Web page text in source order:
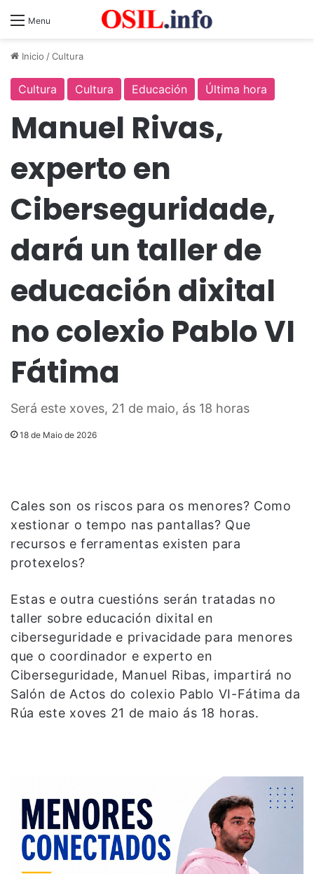
Menu
Inicio /Cultura
Cultura Cultura Educación Última hora
Manuel Rivas,
experto en
Ciberseguridade,
dará un taller de
educación dixital
no colexio Pablo VI
Fátima
Será este xoves, 21 de maio, ás 18 horas
18 de Maio de 2026
Cales son os riscos para os menores? Como
xestionar o tempo nas pantallas? Que
recursos e ferramentas existen para
protexelos?
Estas e outra cuestións serán tratadas no
taller sobre educación dixital en
ciberseguridade e privacidade para menores
que o coordinador e experto en
Ciberseguridade, Manuel Ribas, impartirá no
Salón de Actos do colexio Pablo VI-Fátima da
Rúa este xoves 21 de maio ás 18 horas.